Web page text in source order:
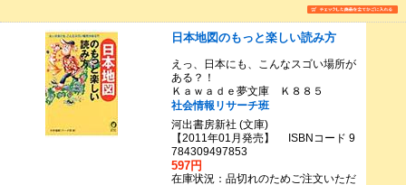
日本地図のもっと楽しい読み方
えっ、日本にも、こんなスゴい場所が
ある？！
Ｋａｗａｄｅ夢文庫 Ｋ８８５
社会情報リサーチ班
河出書房新社 (文庫)
【2011年01月発売】 ISBNコード 9
784309497853
597円
在庫状況：品切れのためご注文いただ